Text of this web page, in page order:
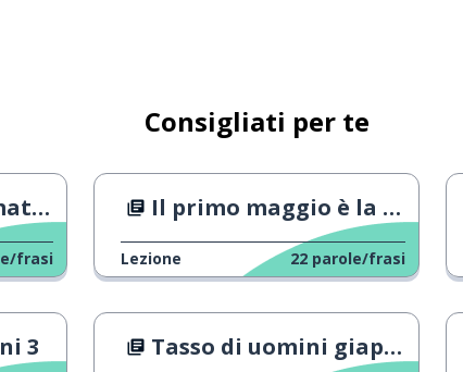
Consigliati per te
frasi
Il primo maggio è la Festa del lavoro
Lezione 22 parole/frasi
3 Tasso di uomini giapponesi non sposati